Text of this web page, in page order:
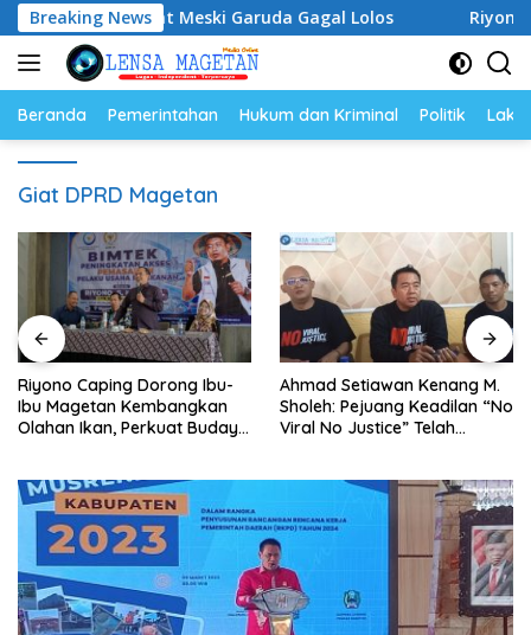
Langsung
ke
konten
Breaking NewsMeski Garuda Gagal Lolos Riyono
Beranda Pemerintahan Hukum dan Kriminal Politik
Giat DPRD Magetan
Riyono Caping Dorong Ibu-
Ibu Magetan Kembangkan
Olahan Ikan, Perkuat Budaya
Ahmad Setiawan Kenang M.
Sholeh: Pejuang Keadilan “No
Viral No Justice” Telah